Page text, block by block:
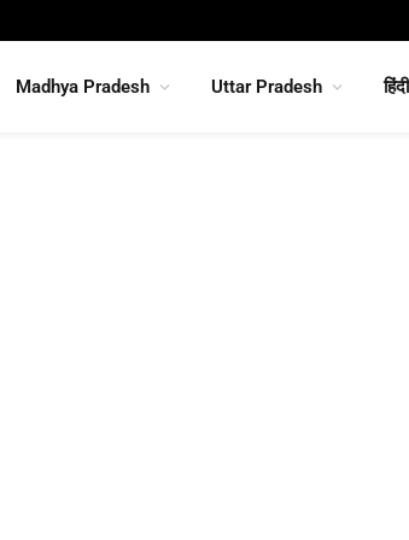
Madhya Pradesh Uttar Pradesh